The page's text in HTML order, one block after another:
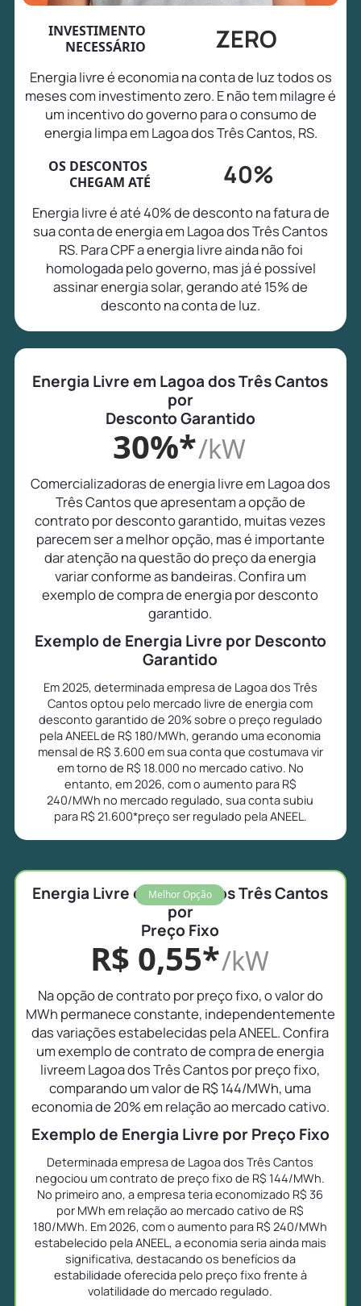
INVESTIMENTO
NECESSÁRIO
ZERO
Energia livre é economia na conta de luz todos os
meses com investimento zero. E não tem milagre é
um incentivo do governo para o consumo de
energia limpa em Lagoa dos Três Cantos, RS.
OS DESCONTOS
CHEGAM ATÉ
40%
Energia livre é até 40% de desconto na fatura de
sua conta de energia em Lagoa dos Três Cantos
RS. Para CPF a energia livre ainda não foi
homologada pelo governo, mas já é possível
assinar energia solar, gerando até 15% de
desconto na conta de luz.
Energia Livre em Lagoa dos Três Cantos
por
Desconto Garantido
30%*/kW
Comercializadoras de energia livre em Lagoa dos
Três Cantos que apresentam a opção de
contrato por desconto garantido, muitas vezes
parecem ser a melhor opção, mas é importante
dar atenção na questão do preço da energia
variar conforme as bandeiras. Confira um
exemplo de compra de energia por desconto
garantido.
Exemplo de Energia Livre por Desconto
Garantido
Em 2025, determinada empresa de Lagoa dos Três
Cantos optou pelo mercado livre de energia com
desconto garantido de 20% sobre o preço regulado
pela ANEEL de R$ 180/MWh, gerando uma economia
mensal de R$ 3.600 em sua conta que costumava vir
em torno de R$ 18.000 no mercado cativo. No
entanto, em 2026, com o aumento para R$
240/MWh no mercado regulado, sua conta subiu
para R$ 21.600*preço ser regulado pela ANEEL.
Melhor Opção
Energia Livre em Lagoa dos Três Cantos
por
Preço Fixo
R$ 0,55*/kW
Na opção de contrato por preço fixo, o valor do
MWh permanece constante, independentemente
das variações estabelecidas pela ANEEL. Confira
um exemplo de contrato de compra de energia
livreem Lagoa dos Três Cantos por preço fixo,
comparando um valor de R$ 144/MWh, uma
economia de 20% em relação ao mercado cativo.
Exemplo de Energia Livre por Preço Fixo
Determinada empresa de Lagoa dos Três Cantos
negociou um contrato de preço fixo de R$ 144/MWh.
No primeiro ano, a empresa teria economizado R$ 36
por MWh em relação ao mercado cativo de R$
180/MWh. Em 2026, com o aumento para R$ 240/MWh
estabelecido pela ANEEL, a economia seria ainda mais
significativa, destacando os benefícios da
estabilidade oferecida pelo preço fixo frente à
volatilidade do mercado regulado.